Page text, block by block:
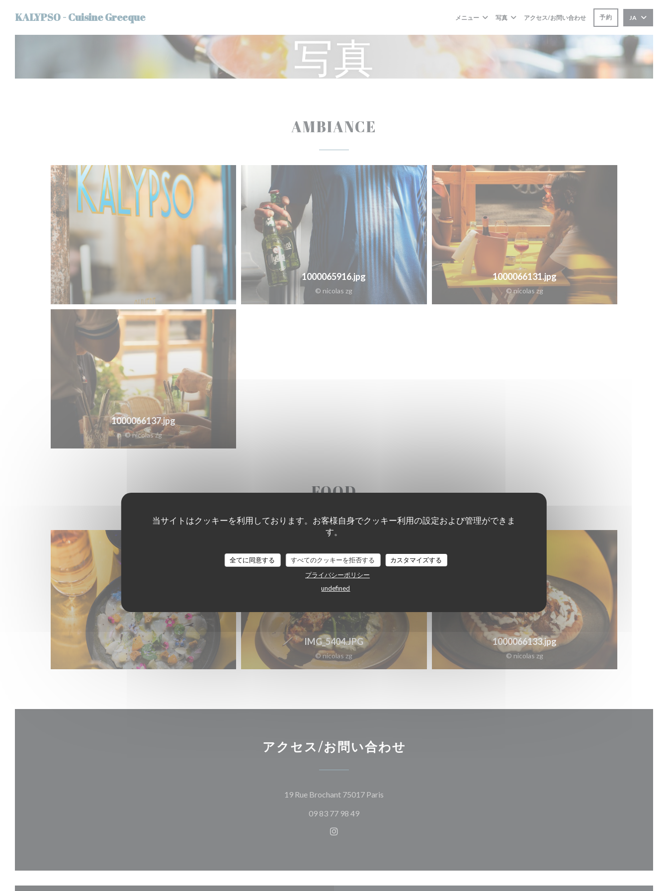
当サイトはクッキーを利用しております。お客様自身でクッキー利用の設定および管理ができま
す。
全てに同意する すべてのクッキーを拒否する
カスタマイズする
プライバシーポリシー
undefined
KALYPSO - Cuisine Grecque メニュー 写真 アクセス/お問い合わせ 予約 JA
写真
AMBIANCE
1000065916.jpg
© nicolas zg
1000066131.jpg
© nicolas zg
1000066137.jpg
© nicolas zg
FOOD
IMG_5404.JPG
© nicolas zg
1000066133.jpg
© nicolas zg
アクセス/お問い合わせ
19 Rue Brochant 75017 Paris
09 83 77 98 49
Instagram ((新しいウィンドウで開きます))